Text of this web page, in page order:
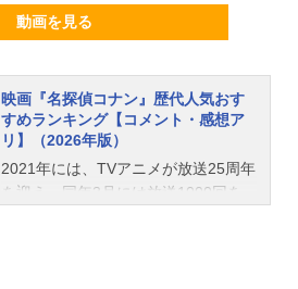
動画を見る
映画『名探偵コナン』歴代人気おす
すめランキング【コメント・感想ア
リ】（2026年版）
2021年には、TVアニメが放送25周年
を迎え、同年3月には放送1000回を